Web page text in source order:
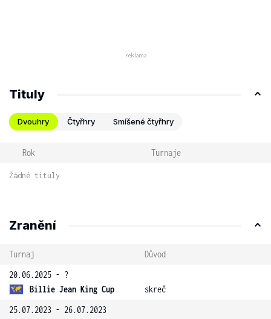
Tituly
Dvouhry Čtyřhry Smíšené čtyřhry
Rok Turnaje
Žádné tituly
Zranění
Turnaj
Důvod
20.06.2025 - ?
Billie Jean King Cup
skreč
25.07.2023 - 26.07.2023